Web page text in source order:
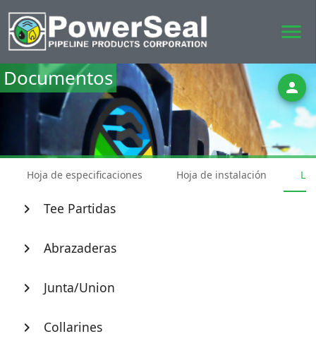
menu
person
Documentos
Hoja de especificaciones Hoja de instalación
chevron_right Tee Partidas
chevron_right Abrazaderas
chevron_right Junta/Union
chevron_right Collarines